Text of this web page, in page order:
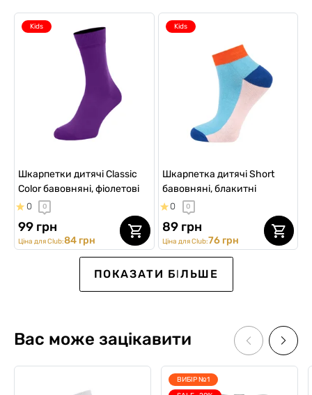
Kids
Шкарпетки дитячі Classic
Color бавовняні, фіолетові
0 0
99 грн
Ціна для Club:84 грн
Kids
Шкарпетка дитячі Short
бавовняні, блакитні
0 0
89 грн
Ціна для Club:76 грн
SALE
ПОКАЗАТИ БІЛЬШЕ
Вас може зацікавити
ВИБІР №1